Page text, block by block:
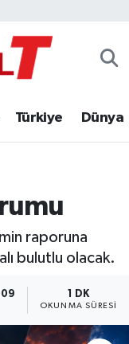
Türkiye Dünya
raporuna
bulutlu olacak.
1 DK
OKUNMA SÜRESI